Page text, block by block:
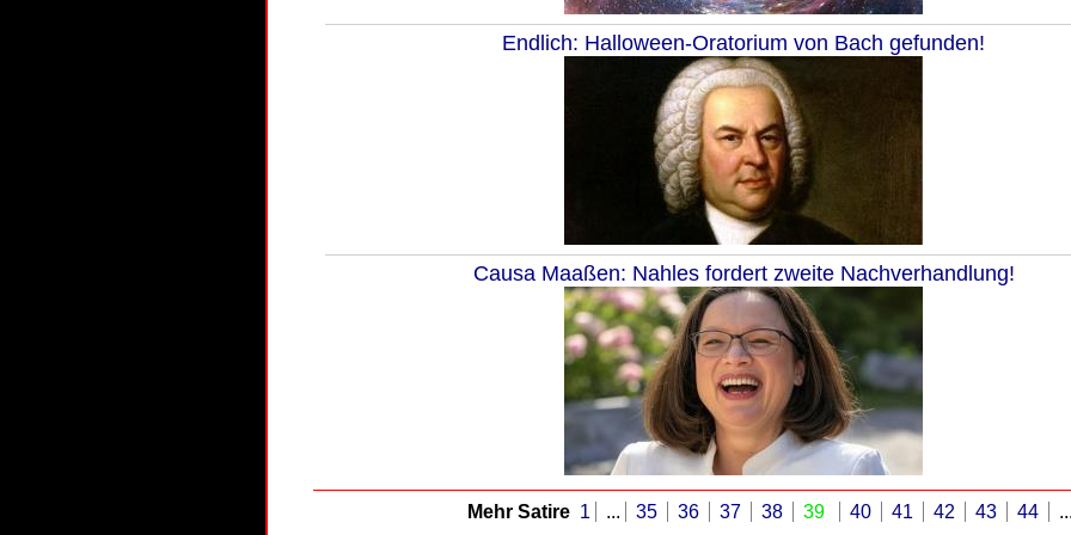
Endlich: Halloween-Oratorium von Bach gefunden!
Causa Maaßen: Nahles fordert zweite Nachverhandlung!
Mehr Satire 1 ... 35 36 37 38 39 40 41 42 43 44